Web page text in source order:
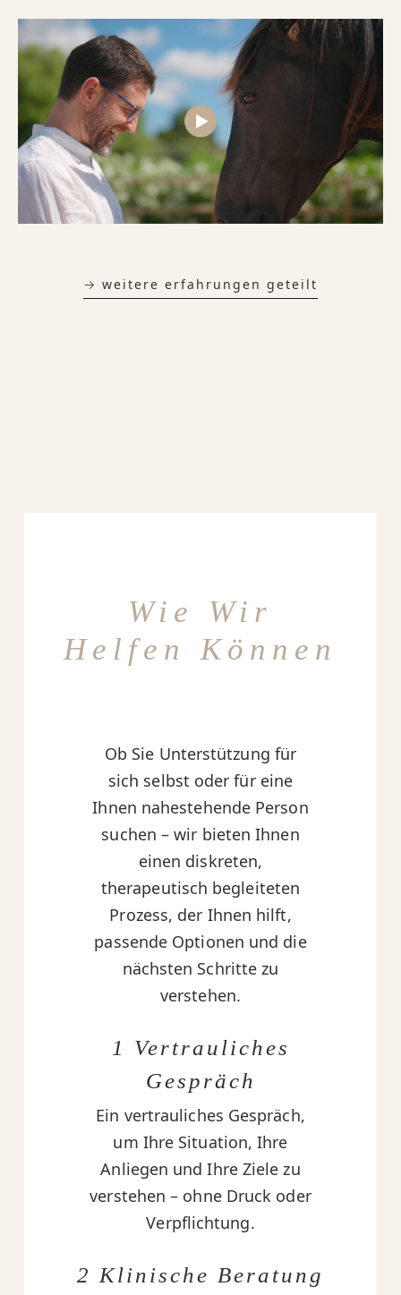
→ weitere erfahrungen geteilt
Wie Wir
Helfen Können
Ob Sie Unterstützung für
sich selbst oder für eine
Ihnen nahestehende Person
suchen – wir bieten Ihnen
einen diskreten,
therapeutisch begleiteten
Prozess, der Ihnen hilft,
passende Optionen und die
nächsten Schritte zu
verstehen.
1 Vertrauliches
Gespräch
Ein vertrauliches Gespräch,
um Ihre Situation, Ihre
Anliegen und Ihre Ziele zu
verstehen – ohne Druck oder
Verpflichtung.
2 Klinische Beratung